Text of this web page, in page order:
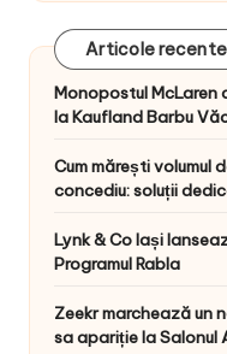
Articole recente
Monopostul McLaren
la Kaufland Barbu
Cum mărești volumul
concediu: soluții
Lynk & Co Iași
Programul Rabla
Zeekr marchează un
sa apariție la Salonul